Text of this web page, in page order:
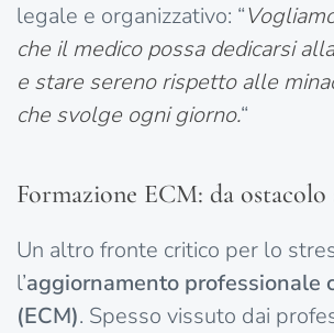
legale e organizzativo: “
che il medico possa dedicarsi
e stare sereno rispetto alle
che svolge ogni giorno.“
Formazione ECM: da ostacolo
Un altro fronte critico per lo
l’aggiornamento professionale
(ECM). Spesso vissuto dai